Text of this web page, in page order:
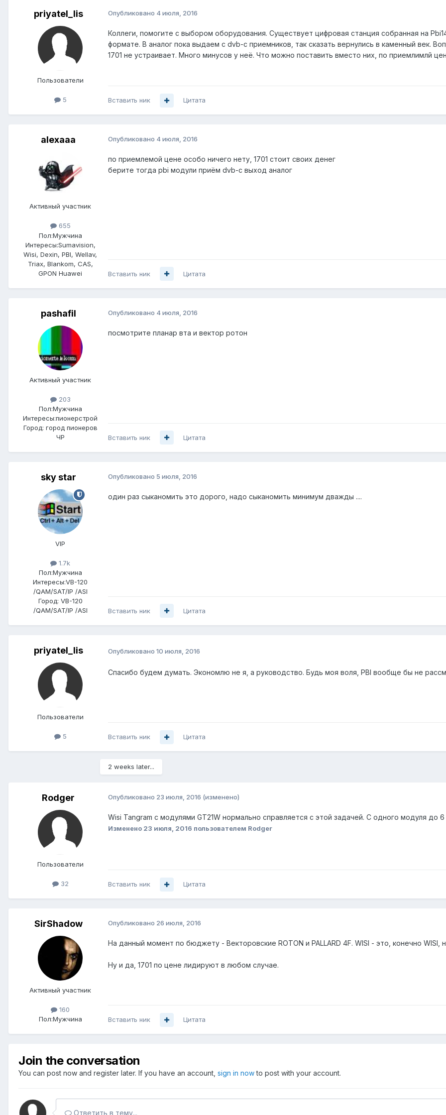
priyatel_lis
Пользователи
5
Опубликовано 4 июля, 2016
Коллеги, помогите с выбором оборудования. Существует цифровая станция собранная на
формате. В аналог пока выдаем с dvb-c приемников, так сказать вернулись в каменный век.
1701 не устраивает. Много минусов у неё. Что можно поставить вместо них, по приемлимлй
Вставить ник Цитата
alexaaa
Активный участник
655
Пол:Мужчина
Интересы:Sumavision,
Wisi, Dexin, PBI, Wellav,
Triax, Blankom, CAS,
GPON Huawei
Опубликовано 4 июля, 2016
по приемлемой цене особо ничего нету, 1701 стоит своих денег
берите тогда pbi модули приём dvb-c выход аналог
Вставить ник Цитата
pashafil
Активный участник
203
Пол:Мужчина
Интересы:пионерстрой
Город: город пионеров
ЧР
Опубликовано 4 июля, 2016
посмотрите планар вта и вектор ротон
Вставить ник Цитата
sky star
VIP
1.7k
Пол:Мужчина
Интересы:VB-120
/QAM/SAT/IP /ASI
Город: VB-120
/QAM/SAT/IP /ASI
Опубликовано 5 июля, 2016
один раз сыканомить это дорого, надо сыканомить минимум дважды ....
Вставить ник Цитата
priyatel_lis
Пользователи
5
Опубликовано 10 июля, 2016
Спасибо будем думать. Экономлю не я, а руководство. Будь моя воля, PBI вообще бы не
Вставить ник Цитата
2 weeks later...
Rodger
Пользователи
32
Опубликовано 23 июля, 2016 (изменено)
Wisi Tangram с модулями GT21W нормально справляется с этой задачей. С одного модуля до
Изменено 23 июля, 2016 пользователем Rodger
Вставить ник Цитата
SirShadow
Активный участник
160
Пол:Мужчина
Опубликовано 26 июля, 2016
На данный момент по бюджету - Векторовские ROTON и PALLARD 4F. WISI - это, конечно WISI,
Ну и да, 1701 по цене лидируют в любом случае.
Вставить ник Цитата
Join the conversation
You can post now and register later. If you have an account, sign in nowto post with your account.
Ответить в тему...